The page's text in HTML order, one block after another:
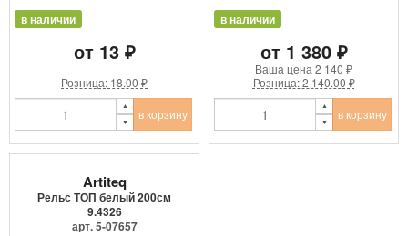
в наличии
от 13 ₽
Розница: 18.00 ₽
в корзину
в наличии
от 1 380 ₽
Ваша цена 2 140 ₽
Розница: 2 140.00 ₽
в корзину
Artiteq
Рельс ТОП белый 200см
9.4326
арт. 5-07657